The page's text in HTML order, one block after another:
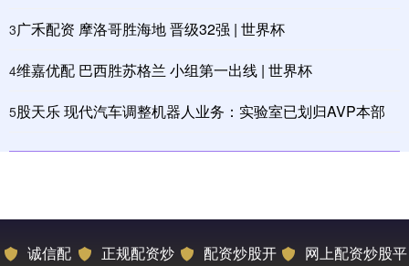
3广禾配资 摩洛哥胜海地 晋级32强 | 世界杯
4维嘉优配 巴西胜苏格兰 小组第一出线 | 世界杯
5股天乐 现代汽车调整机器人业务：实验室已划归AVP本部
诚信配
正规配资炒
配资炒股开
网上配资炒股平